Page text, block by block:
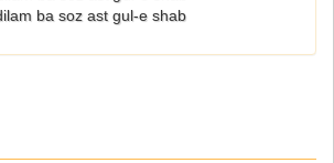
ba soz ast gul-e shab